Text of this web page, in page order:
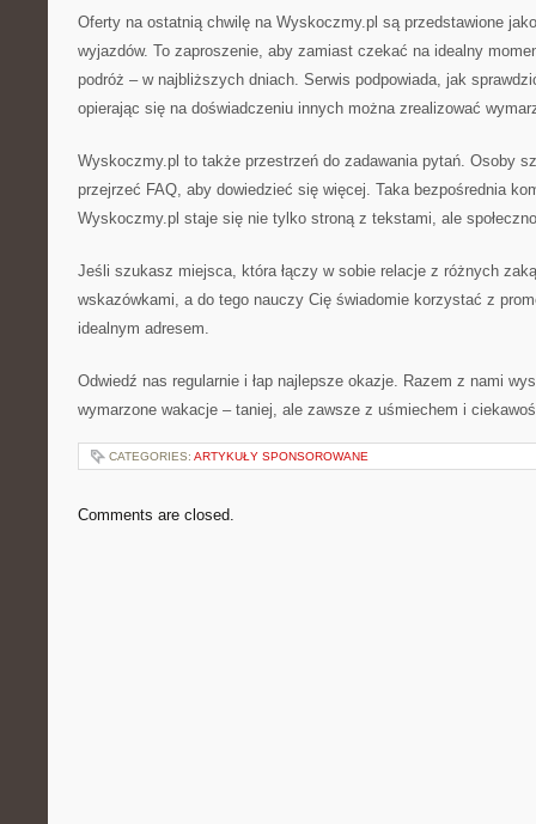
Oferty na ostatnią chwilę na Wyskoczmy.pl są przedstawione
wyjazdów. To zaproszenie, aby zamiast czekać na idealny
podróż – w najbliższych dniach. Serwis podpowiada, jak
opierając się na doświadczeniu innych można zrealizować
Wyskoczmy.pl to także przestrzeń do zadawania pytań. Osoby
przejrzeć FAQ, aby dowiedzieć się więcej. Taka bezpośrednia
Wyskoczmy.pl staje się nie tylko stroną z tekstami, ale
Jeśli szukasz miejsca, która łączy w sobie relacje z różnych
wskazówkami, a do tego nauczy Cię świadomie korzystać z
idealnym adresem.
Odwiedź nas regularnie i łap najlepsze okazje. Razem z nami
wymarzone wakacje – taniej, ale zawsze z uśmiechem i
CATEGORIES: ARTYKUŁY SPONSOROWANE
Comments are closed.